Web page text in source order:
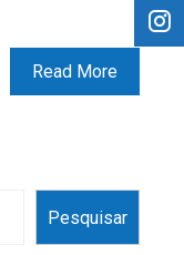
Read More
Pesquisar